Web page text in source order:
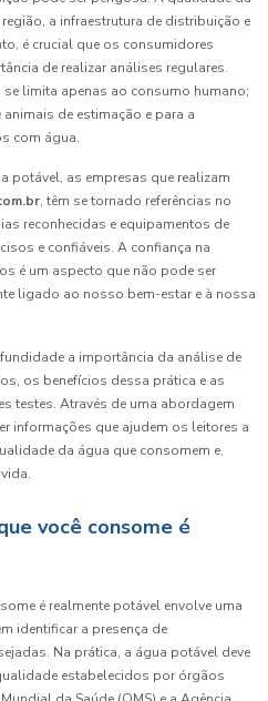
a infraestrutura de distribuição e
é crucial que os consumidores
de realizar análises regulares.
limita apenas ao consumo humano;
de estimação e para a
com água.
potável, as empresas que realizam
, têm se tornado referências no
reconhecidas e equipamentos de
e confiáveis. A confiança na
é um aspecto que não pode ser
ligado ao nosso bem-estar e à nossa
a importância da análise de
os benefícios dessa prática e as
testes. Através de uma abordagem
informações que ajudem os leitores a
da água que consomem e,
você consome é
é realmente potável envolve uma
identificar a presença de
Na prática, a água potável deve
estabelecidos por órgãos